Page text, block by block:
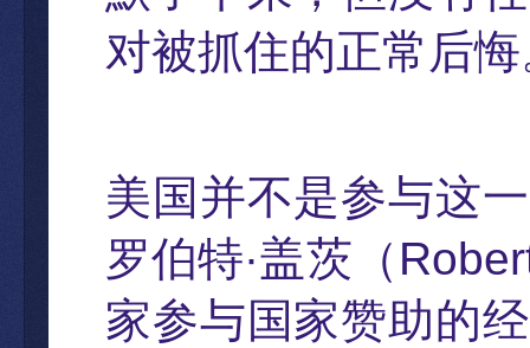
对被抓住的正常后
美国并不是参与这
罗伯特·盖茨 （
家参与国家赞助的